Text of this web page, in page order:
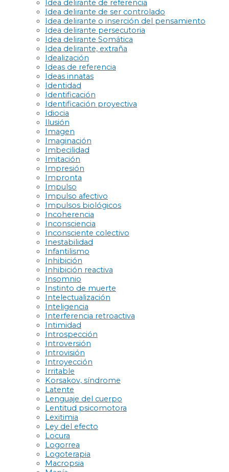
Idea delirante de referencia
Idea delirante de ser controlado
Idea delirante o inserción del pensamiento
Idea delirante persecutoria
Idea delirante Somática
Idea delirante, extraña
Idealización
Ideas de referencia
Ideas innatas
Identidad
Identificación
Identificación proyectiva
Idiocia
Ilusión
Imagen
Imaginación
Imbecilidad
Imitación
Impresión
Impronta
Impulso
Impulso afectivo
Impulsos biológicos
Incoherencia
Inconsciencia
Inconsciente colectivo
Inestabilidad
Infantilismo
Inhibición
Inhibición reactiva
Insomnio
Instinto de muerte
Intelectualización
Inteligencia
Interferencia retroactiva
Intimidad
Introspección
Introversión
Introvisión
Introyección
Irritable
Korsakov, síndrome
Latente
Lenguaje del cuerpo
Lentitud psicomotora
Lexitimia
Ley del efecto
Locura
Logorrea
Logoterapia
Macropsia